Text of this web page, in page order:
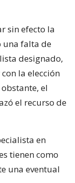
sin efecto la
una falta de
designado,
la elección
el
el recurso de
en
tienen como
una eventual